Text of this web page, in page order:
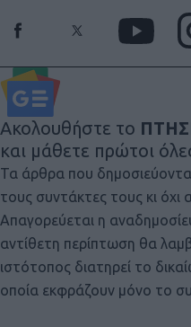
Ακολουθήστε το
και μάθετε πρώτοι
Τα άρθρα που
τους συντάκτες τους κι
Απαγορεύεται η
αντίθετη περίπτωση θα
ιστότοπος διατηρεί το
οποία εκφράζουν μόνο το